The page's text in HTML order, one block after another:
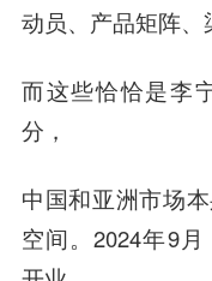
动员、产品矩阵、
而这些恰恰是李
分，
中国和亚洲市场
空间。2024年9